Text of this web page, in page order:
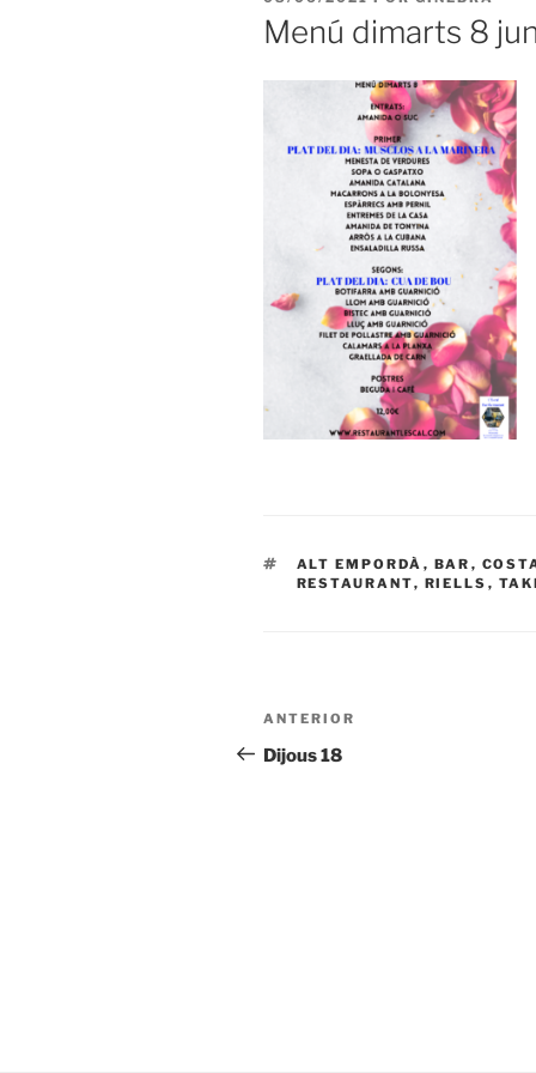
EL
Menú dimarts 8
ETIQUETAS
ALT EMPORDÀ , BAR ,
RESTAURANT, RIELLS ,
Navegación
de
Entrada
anterior:
ANTERIOR
Dijous 18